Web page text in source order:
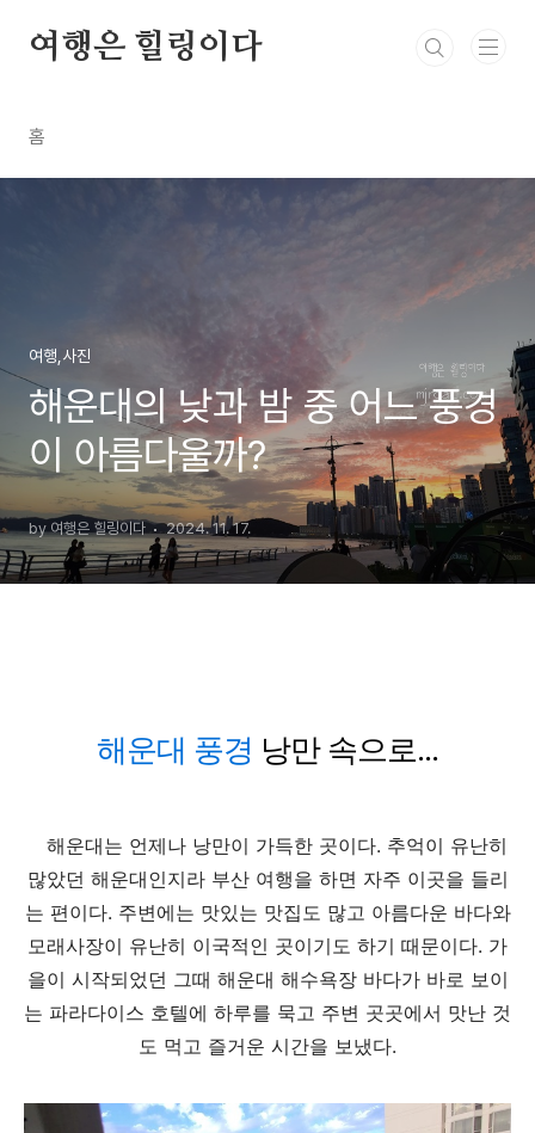
여행은 힐링이다
홈
여행,사진
해운대의 낮과 밤 중 어느 풍경
이 아름다울까?
by 여행은 힐링이다 2024. 11. 17.
해운대 풍경 낭만 속으로...
해운대는 언제나 낭만이 가득한 곳이다. 추억이 유난히
많았던 해운대인지라 부산 여행을 하면 자주 이곳을 들리
는 편이다. 주변에는 맛있는 맛집도 많고 아름다운 바다와
모래사장이 유난히 이국적인 곳이기도 하기 때문이다. 가
을이 시작되었던 그때 해운대 해수욕장 바다가 바로 보이
는 파라다이스 호텔에 하루를 묵고 주변 곳곳에서 맛난 것
도 먹고 즐거운 시간을 보냈다.